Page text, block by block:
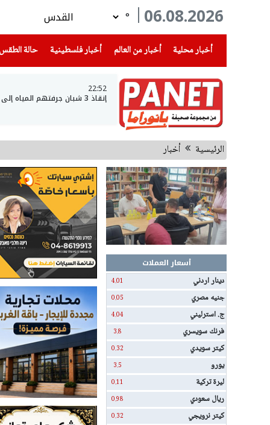
06.08.2026
°
أخبار محلية
(current) أخبار من العالم أخبار فلسطينية(current) حالة الطقس
22:52
إنقاذ 3 شبان جرفتهم المياه إلى عمق بحيرة طبريا
الرئيسية أخبار
أسعار العملات
دينار اردني
4.01
جنيه مصري 0.05
ج. استرليني 4.04
فرنك سويسري 3.8
كيتر سويدي 0.32
يورو 3.5
ليرة تركية 0.11
ريال سعودي 0.98
كيتر نرويجي 0.32